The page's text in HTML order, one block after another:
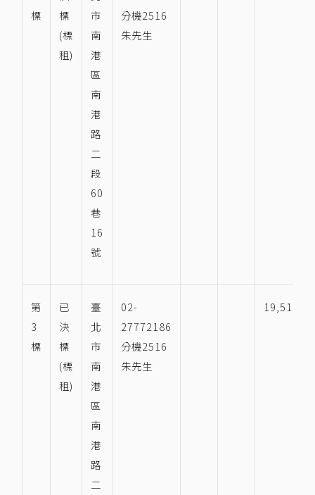
標
標
(標
租)
市
南
港
區
南
港
路
二
段
60
巷
16
號
分機2516
朱先生
第
3
標
已
決
標
(標
租)
臺
北
市
南
港
區
南
港
路
二
02-
27772186
分機2516
朱先生
19,511